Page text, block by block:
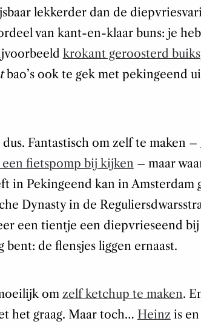
lekkerder dan de
van kant-en-klaar buns: je
krokant geroosterd
bao’s ook te gek met pekingeend
Fantastisch om zelf te maken –
fietspomp bij kijken – maar
in Pekingeend kan in Amsterdam
Dynasty in de
een tientje een diepvrieseend bij
bent: de flensjes liggen ernaast.
om zelf ketchup te maken.
het graag. Maar toch… Heinz is